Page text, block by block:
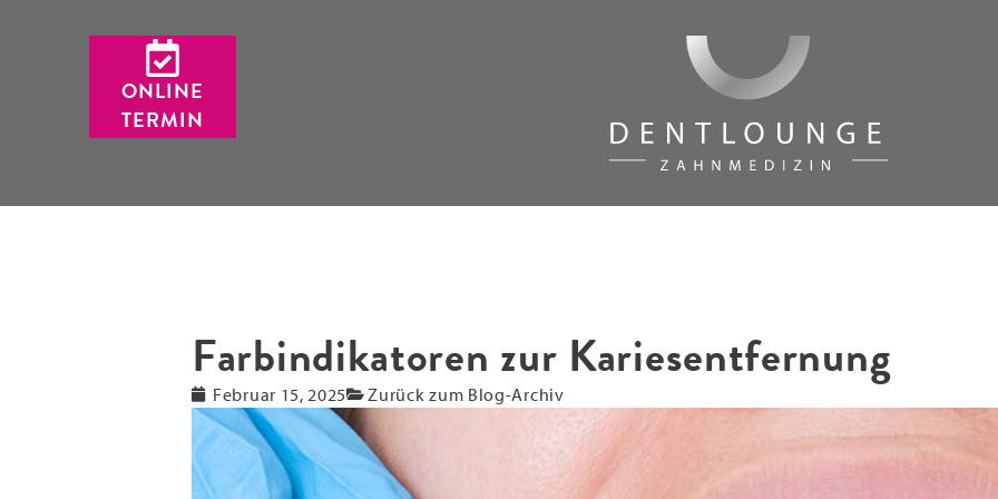
ONLINE
TERMIN
Farbindikatoren zur Kariesentfernung
Februar 15, 2025 Zurück zum Blog-Archiv